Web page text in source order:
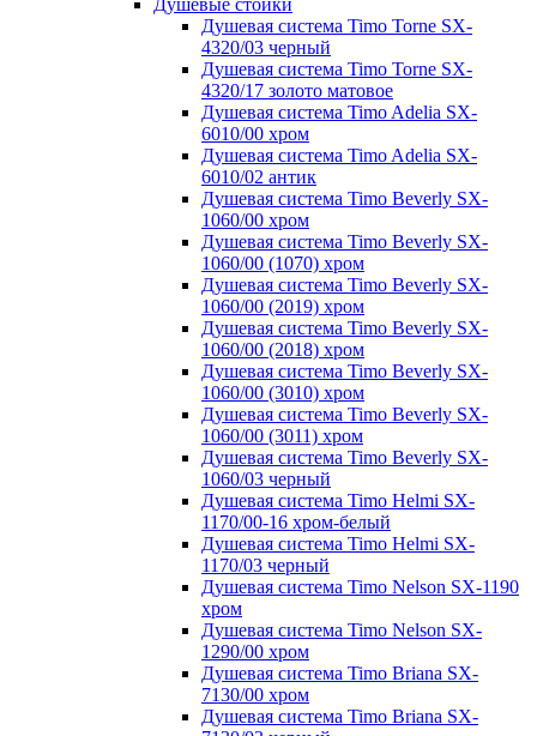
Душевая система Timo Torne SX-
4320/03 черный
Душевая система Timo Torne SX-
4320/17 золото матовое
Душевая система Timo Adelia SX-
6010/00 хром
Душевая система Timo Adelia SX-
6010/02 антик
Душевая система Timo Beverly SX-
1060/00 хром
Душевая система Timo Beverly SX-
1060/00 (1070) хром
Душевая система Timo Beverly SX-
1060/00 (2019) хром
Душевая система Timo Beverly SX-
1060/00 (2018) хром
Душевая система Timo Beverly SX-
1060/00 (3010) хром
Душевая система Timo Beverly SX-
1060/00 (3011) хром
Душевая система Timo Beverly SX-
1060/03 черный
Душевая система Timo Helmi SX-
1170/00-16 хром-белый
Душевая система Timo Helmi SX-
1170/03 черный
Душевая система Timo Nelson SX-1190
хром
Душевая система Timo Nelson SX-
1290/00 хром
Душевая система Timo Briana SX-
7130/00 хром
Душевая система Timo Briana SX-